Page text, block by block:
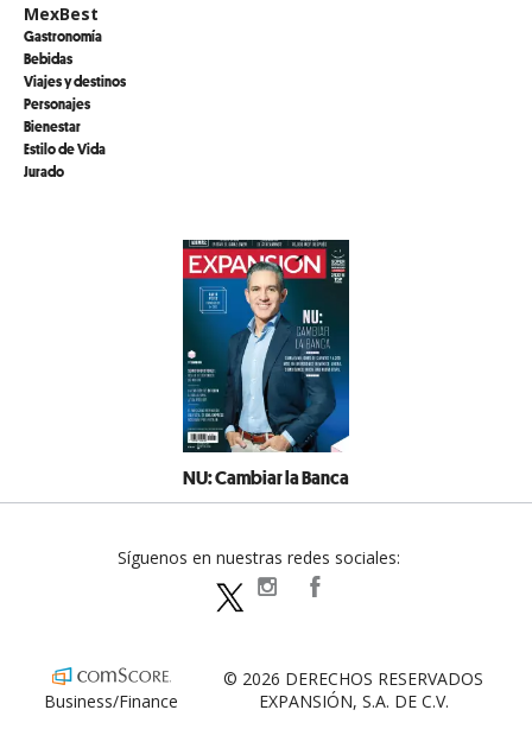
MexBest
Gastronomía
Bebidas
Viajes y destinos
Personajes
Bienestar
Estilo de Vida
Jurado
NU: Cambiar la Banca
Síguenos en nuestras redes sociales:
expansionpolitica
Business/Finance
© 2026 DERECHOS RESERVADOS
EXPANSIÓN, S.A. DE C.V.